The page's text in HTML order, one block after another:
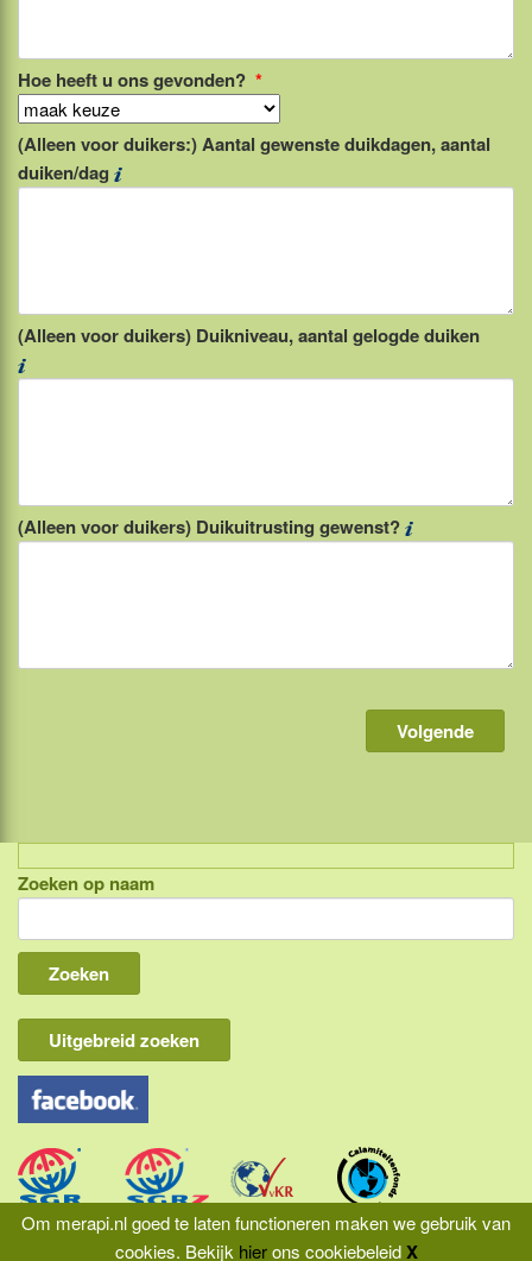
Om merapi.nl goed te laten functioneren maken we gebruik van
cookies. Bekijk hierons cookiebeleidX
Hoe heeft u ons gevonden? *
(Alleen voor duikers:) Aantal gewenste duikdagen, aantal
duiken/dag
(Alleen voor duikers) Duikniveau, aantal gelogde duiken
(Alleen voor duikers) Duikuitrusting gewenst?
Indonesië, eilandcombinaties
Bali
Lombok
Flores & Komodo
Overige Sunda eilanden
Java
Kalimantan
Molukken
Zoeken op naam
Uitgebreid zoeken